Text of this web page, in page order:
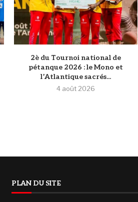
2è du Tournoi national de
pétanque 2026 : le Mono et
l’Atlantique sacrés...
4 août 2026
PLAN DU SITE